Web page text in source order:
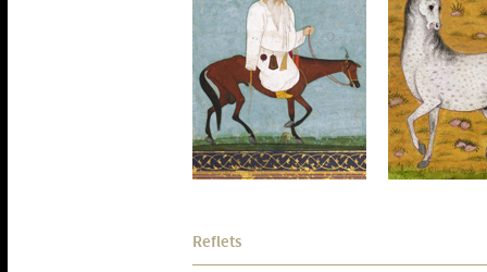
Reflets